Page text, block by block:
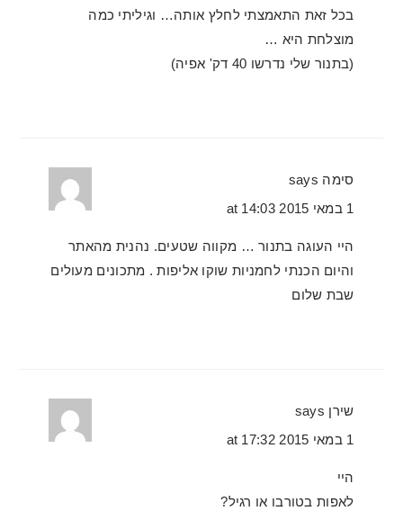
בכל זאת התאמצתי לחלץ אותה… וגיליתי כמה
מוצלחת היא …
(בתנור שלי נדרשו 40 דק' אפיה)
סימה says
1 במאי 2015 at 14:03
היי העוגה בתנור … מקווה שטעים. נהנית מהאתר
והיום הכנתי לחמניות שוקו אליפות . מתכונים מעולים
שבת שלום
שירן says
1 במאי 2015 at 17:32
היי
לאפות בטורבו או רגיל?